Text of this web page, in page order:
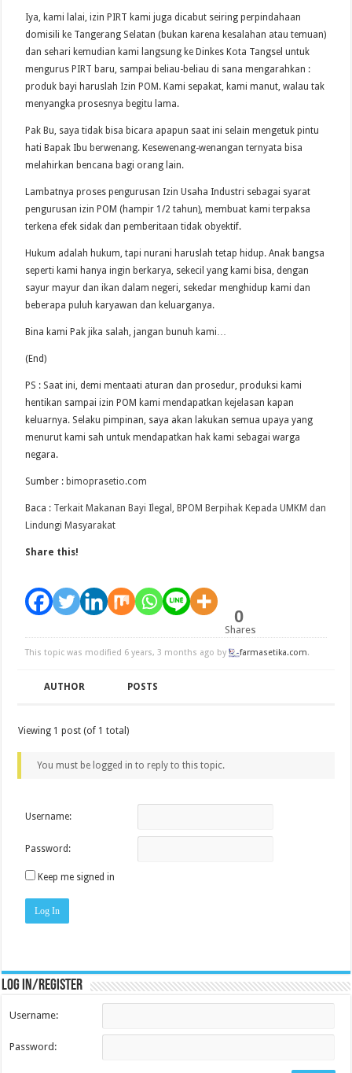
Iya, kami lalai, izin PIRT kami juga dicabut seiring perpindahaan
domisili ke Tangerang Selatan (bukan karena kesalahan atau temuan)
dan sehari kemudian kami langsung ke Dinkes Kota Tangsel untuk
mengurus PIRT baru, sampai beliau-beliau di sana mengarahkan :
produk bayi haruslah Izin POM. Kami sepakat, kami manut, walau tak
menyangka prosesnya begitu lama.
Pak Bu, saya tidak bisa bicara apapun saat ini selain mengetuk pintu
hati Bapak Ibu berwenang. Kesewenang-wenangan ternyata bisa
melahirkan bencana bagi orang lain.
Lambatnya proses pengurusan Izin Usaha Industri sebagai syarat
pengurusan izin POM (hampir 1/2 tahun), membuat kami terpaksa
terkena efek sidak dan pemberitaan tidak obyektif.
Hukum adalah hukum, tapi nurani haruslah tetap hidup. Anak bangsa
seperti kami hanya ingin berkarya, sekecil yang kami bisa, dengan
sayur mayur dan ikan dalam negeri, sekedar menghidup kami dan
beberapa puluh karyawan dan keluarganya.
Bina kami Pak jika salah, jangan bunuh kami…
(End)
PS : Saat ini, demi mentaati aturan dan prosedur, produksi kami
hentikan sampai izin POM kami mendapatkan kejelasan kapan
keluarnya. Selaku pimpinan, saya akan lakukan semua upaya yang
menurut kami sah untuk mendapatkan hak kami sebagai warga
negara.
Sumber : bimoprasetio.com
Baca : Terkait Makanan Bayi Ilegal, BPOM Berpihak Kepada UMKM dan
Lindungi Masyarakat
Share this!
0
Shares
This topic was modified 6 years, 3 months ago by farmasetika.com.
AUTHOR POSTS
Viewing 1 post (of 1 total)
You must be logged in to reply to this topic.
Username:
Password:
Keep me signed in
Log In
Log in/register
Username:
Password: